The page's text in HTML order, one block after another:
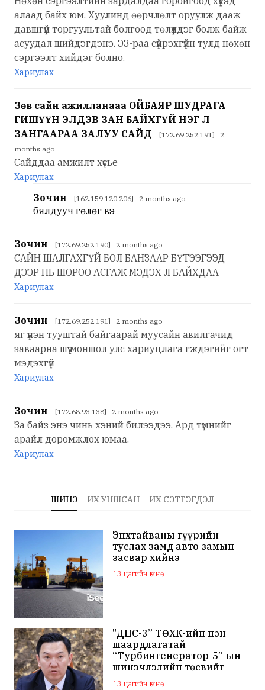
алаад байх юм. Хуулинд өөрчлөлт оруулж дааж
давшгүй торгуультай болгоод төлүүлдэг болж байж
асуудал шийдэгдэнэ. ЭЗ-раа сүйрэхгүйн тулд нөхөн
сэргээлт хийдэг болно.
Хариулах
Зөв сайн ажилланааа ОЙБАЯР ШУДРАГА
ГИШҮҮН ЭЛДЭВ ЗАН БАЙХГҮЙ НЭГ Л
ЗАНГААРАА ЗАЛУУ САЙД
[172.69.252.191] 2
months ago
Сайддаа амжилт хүсье
Хариулах
Зочин [162.159.120.206] 2 months ago
бялдууч гөлөг вэ
Зочин [172.69.252.190] 2 months ago
САЙН ШАЛГАХГҮЙ БОЛ БАНЗААР БҮТЭЭГЭЭД
ДЭЭР НЬ ШОРОО АСГАЖ МЭДЭХ Л БАЙХДАА
Хариулах
Зочин [172.69.252.191] 2 months ago
яг үнэн тууштай байгаарай муусайн авилгачид
заваарна шүү моншол улс хариуцлага гждэгийг огт
мэдэхгүй
Хариулах
Зочин [172.68.93.138] 2 months ago
За байз энэ чинь хэний билээдээ. Ард түмнийг
арайл доромжлох юмаа.
Хариулах
ШИНЭ ИХ УНШСАН ИХ СЭТГЭГДЭЛ
Энхтайваны гүүрийн
туслах замд авто замын
засвар хийнэ
13 цагийн өмнө
"ДЦС-3” ТӨХК-ийн нэн
шаардлагатай
“Турбингенератор-5”-ын
шинэчлэлийн төсвийг
шийдвэрлэхээр болов
13 цагийн өмнө